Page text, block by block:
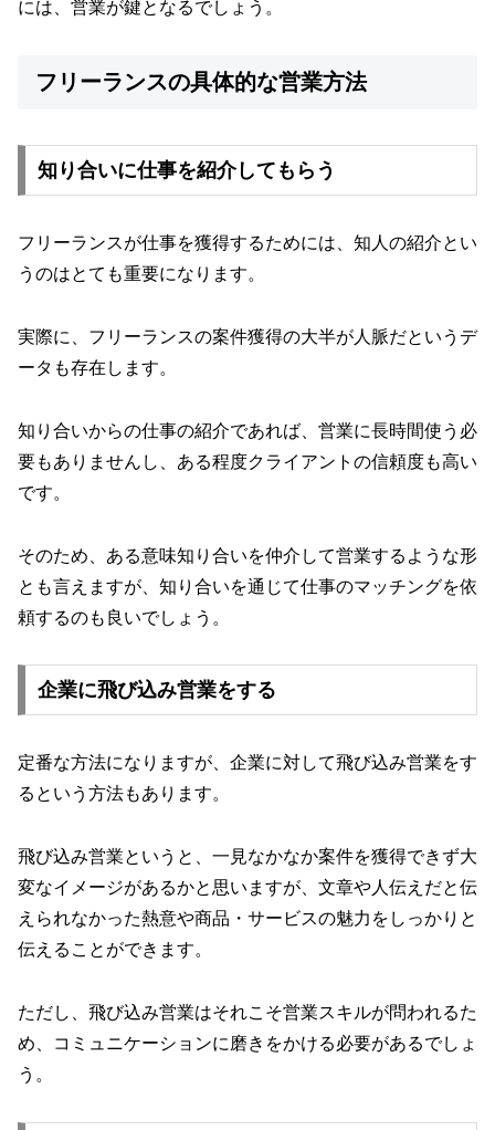
には、営業が鍵となるでしょう。
フリーランスの具体的な営業方法
知り合いに仕事を紹介してもらう
フリーランスが仕事を獲得するためには、知人の紹介とい
うのはとても重要になります。
実際に、フリーランスの案件獲得の大半が人脈だというデ
ータも存在します。
知り合いからの仕事の紹介であれば、営業に長時間使う必
要もありませんし、ある程度クライアントの信頼度も高い
です。
そのため、ある意味知り合いを仲介して営業するような形
とも言えますが、知り合いを通じて仕事のマッチングを依
頼するのも良いでしょう。
企業に飛び込み営業をする
定番な方法になりますが、企業に対して飛び込み営業をす
るという方法もあります。
飛び込み営業というと、一見なかなか案件を獲得できず大
変なイメージがあるかと思いますが、文章や人伝えだと伝
えられなかった熱意や商品・サービスの魅力をしっかりと
伝えることができます。
ただし、飛び込み営業はそれこそ営業スキルが問われるた
め、コミュニケーションに磨きをかける必要があるでしょ
う。